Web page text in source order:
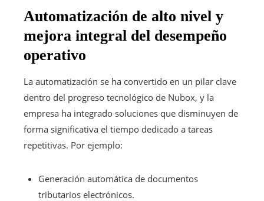
Automatización de alto nivel y
mejora integral del desempeño
operativo
La automatización se ha convertido en un pilar clave
dentro del progreso tecnológico de Nubox, y la
empresa ha integrado soluciones que disminuyen de
forma significativa el tiempo dedicado a tareas
repetitivas. Por ejemplo:
Generación automática de documentos
tributarios electrónicos.